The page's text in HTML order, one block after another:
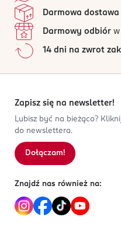
Nuta głowy:
cytryna
Nuta serca:
91-222 Łódź
Kod EAN
3 346470 217461
Jak
Darmowa dostawa
Darmowy odbiór
14 dni na zwrot
Zapisz się na newsletter!
Lubisz być na bieżąco?
do newslettera.
Dołączam!
Znajdź nas również na: